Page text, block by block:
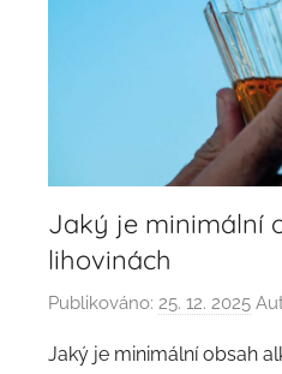
Jaký je minimální
lihovinách
Publikováno: 25. 12. 2025
Jaký je minimální obsah